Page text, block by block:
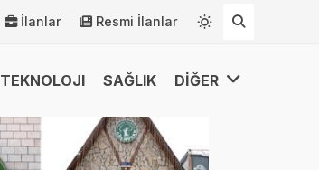
İlanlar Resmi İlanlar
TEKNOLOJI SAĞLIK DİĞER